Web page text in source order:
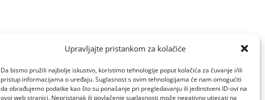
Upravljajte pristankom za kolačiće
Da bismo pružili najbolje iskustvo, koristimo tehnologije poput kolačića za čuvanje i/ili
pristup informacijama o uređaju. Suglasnost s ovim tehnologijama će nam omogućiti
da obrađujemo podatke kao što su ponašanje pri pregledavanju ili jedinstveni ID-ovi na
ovoj web stranici. Nepristanak ili povlačenje suglasnosti može negativno utjecati na